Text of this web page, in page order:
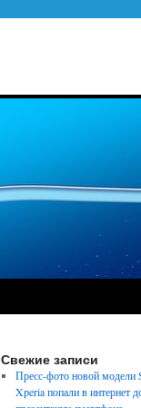
Свежие записи
Пресс-фото новой модели
Xperia попали в интернет